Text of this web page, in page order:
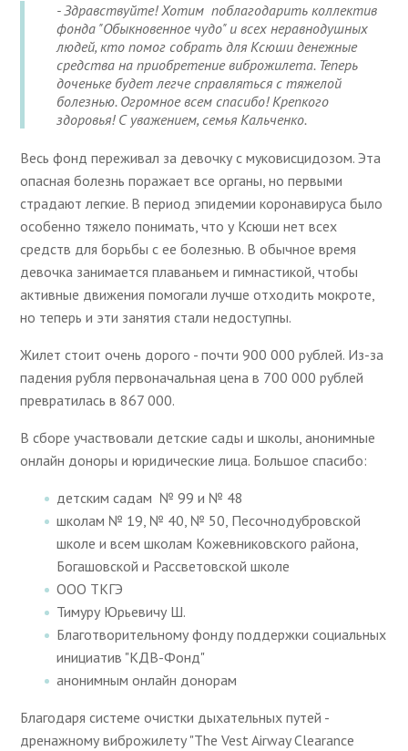
- Здравствуйте! Хотим поблагодарить коллектив
фонда "Обыкновенное чудо" и всех неравнодушных
людей, кто помог собрать для Ксюши денежные
средства на приобретение виброжилета. Теперь
доченьке будет легче справляться с тяжелой
болезнью. Огромное всем спасибо! Крепкого
здоровья! С уважением, семья Кальченко.
Весь фонд переживал за девочку с муковисцидозом. Эта
опасная болезнь поражает все органы, но первыми
страдают легкие. В период эпидемии коронавируса было
особенно тяжело понимать, что у Ксюши нет всех
средств для борьбы с ее болезнью. В обычное время
девочка занимается плаваньем и гимнастикой, чтобы
активные движения помогали лучше отходить мокроте,
но теперь и эти занятия стали недоступны.
Жилет стоит очень дорого - почти 900 000 рублей. Из-за
падения рубля первоначальная цена в 700 000 рублей
превратилась в 867 000.
В сборе участвовали детские сады и школы, анонимные
онлайн доноры и юридические лица. Большое спасибо:
детским садам № 99 и № 48
школам № 19, № 40, № 50, Песочнодубровской
школе и всем школам Кожевниковского района,
Богашовской и Рассветовской школе
ООО ТКГЭ
Тимуру Юрьевичу Ш.
Благотворительному фонду поддержки социальных
инициатив "КДВ-Фонд"
анонимным онлайн донорам
Благодаря системе очистки дыхательных путей -
дренажному виброжилету "The Vest Airway Clearance